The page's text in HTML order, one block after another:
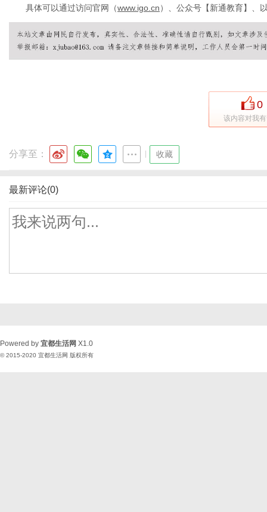
具体可以通过访问官网（www.igo.cn）、公众号【新通教育】、
0
该内容对我
分享至： 收藏
最新评论(0)
Powered by 宜都生活网 X1.0
© 2015-2020 宜都生活网 版权所有